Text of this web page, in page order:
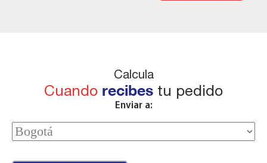
Calcula
Cuando recibes tu pedido
Enviar a: